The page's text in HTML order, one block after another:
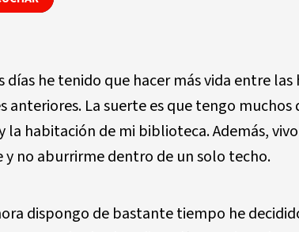
días he tenido que hacer más vida entre
anteriores. La suerte es que tengo
la habitación de mi biblioteca. Además,
y no aburrirme dentro de un solo techo.
dispongo de bastante tiempo he